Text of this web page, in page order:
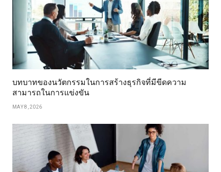
บทบาทของนวัตกรรมในการสร้างธุรกิจที่มีขีดความ
สามารถในการแข่งขัน
MAY 8, 2026